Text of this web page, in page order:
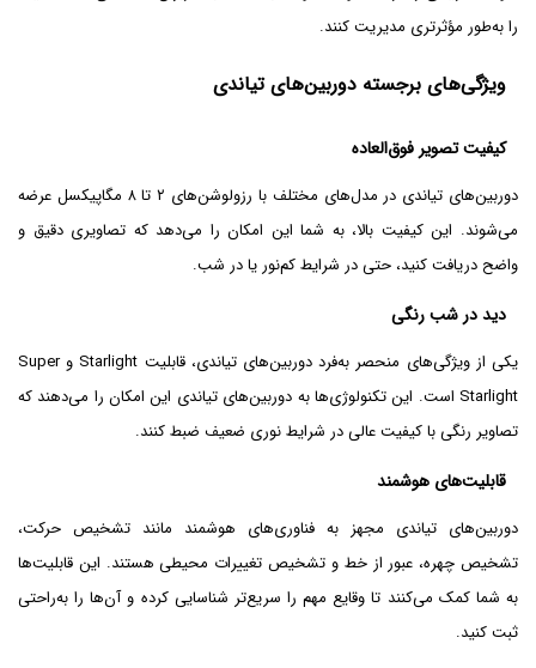
را به‌طور مؤثرتری مدیریت کنند.
ویژگی‌های برجسته دوربین‌های تیاندی
کیفیت تصویر فوق‌العاده
دوربین‌های تیاندی در مدل‌های مختلف با رزولوشن‌های ۲ تا ۸ مگاپیکسل عرضه
می‌شوند. این کیفیت بالا، به شما این امکان را می‌دهد که تصاویری دقیق و
واضح دریافت کنید، حتی در شرایط کم‌نور یا در شب.
دید در شب رنگی
یکی از ویژگی‌های منحصر به‌فرد دوربین‌های تیاندی، قابلیت Starlight و Super
Starlight است. این تکنولوژی‌ها به دوربین‌های تیاندی این امکان را می‌دهند که
تصاویر رنگی با کیفیت عالی در شرایط نوری ضعیف ضبط کنند.
قابلیت‌های هوشمند
دوربین‌های تیاندی مجهز به فناوری‌های هوشمند مانند تشخیص حرکت،
تشخیص چهره، عبور از خط و تشخیص تغییرات محیطی هستند. این قابلیت‌ها
به شما کمک می‌کنند تا وقایع مهم را سریع‌تر شناسایی کرده و آن‌ها را به‌راحتی
ثبت کنید.